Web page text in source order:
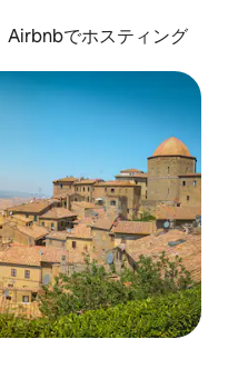
Airbnbでホスティング